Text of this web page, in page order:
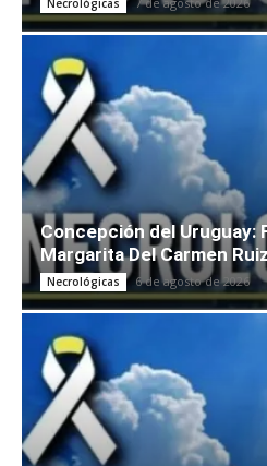
Necrológicas
Concepción del Uruguay:
Margarita Del Carmen
Necrológicas 6 de agosto de 2026